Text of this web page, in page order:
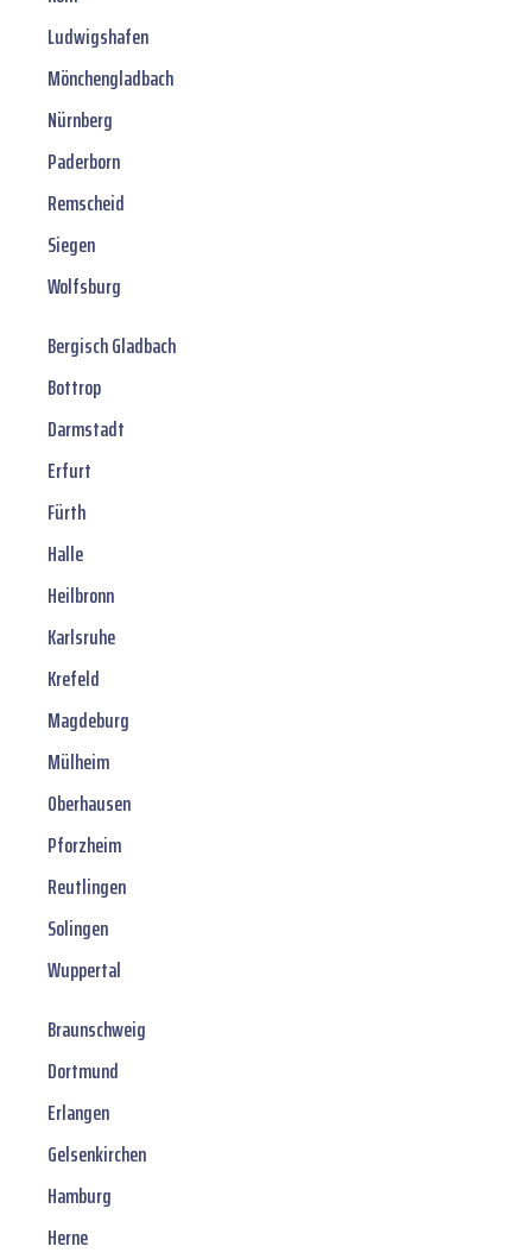
Ludwigshafen
Mönchengladbach
Nürnberg
Paderborn
Remscheid
Siegen
Wolfsburg
Bergisch Gladbach
Bottrop
Darmstadt
Erfurt
Fürth
Halle
Heilbronn
Karlsruhe
Krefeld
Magdeburg
Mülheim
Oberhausen
Pforzheim
Reutlingen
Solingen
Wuppertal
Braunschweig
Dortmund
Erlangen
Gelsenkirchen
Hamburg
Herne